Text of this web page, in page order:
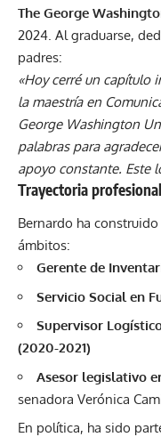
The George
2024. Al graduarse,
padres:
«Hoy cerré un capítulo
la maestría en
George Washington
palabras para
apoyo constante. Este
Trayectoria
Bernardo ha
ámbitos:
Gerente de
Servicio Social en
Supervisor
(2020-2021)
Asesor legislativo
senadora Verónica
En política, ha sido